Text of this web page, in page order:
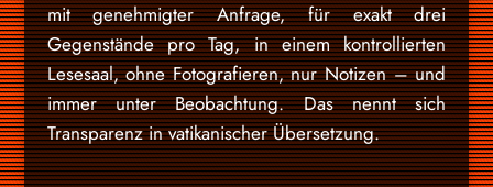
mit genehmigter Anfrage, für exakt drei
Gegenstände pro Tag, in einem kontrollierten
Lesesaal, ohne Fotografieren, nur Notizen – und
immer unter Beobachtung. Das nennt sich
Transparenz in vatikanischer Übersetzung.